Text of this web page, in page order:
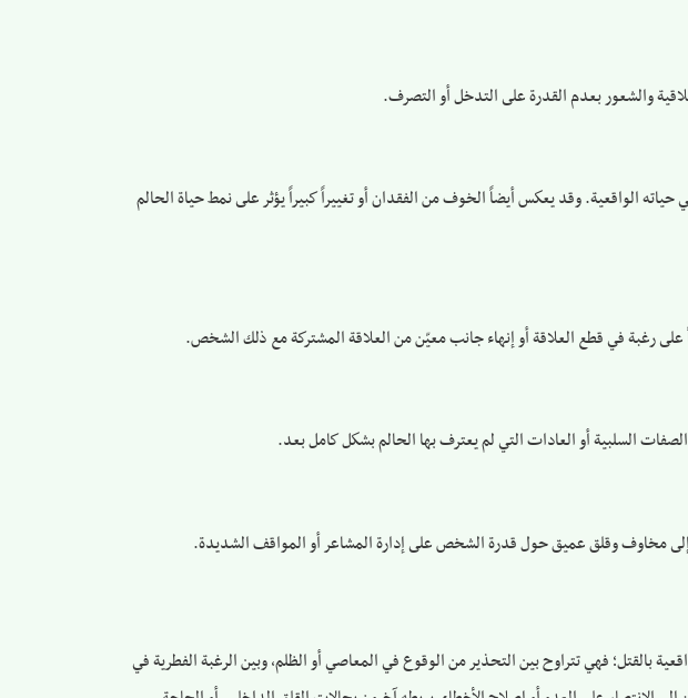
والشعور بعدم القدرة على التدخل أو التصرف.
الواقعية. وقد يعكس أيضاً الخوف من الفقدان أو تغييراً كبيراً يؤثر على نمط حياة الحالم
رغبة في قطع العلاقة أو إنهاء جانب معيّن من العلاقة المشتركة مع ذلك الشخص.
السلبية أو العادات التي لم يعترف بها الحالم بشكل كامل بعد.
إلى مخاوف وقلق عميق حول قدرة الشخص على إدارة المشاعر أو المواقف الشديدة.
بالقتل؛ فهي تتراوح بين التحذير من الوقوع في المعاصي أو الظلم، وبين الرغبة الفطرية في